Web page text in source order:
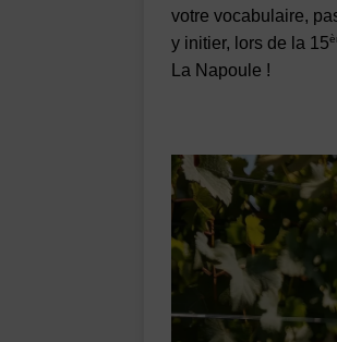
votre vocabulaire,
y initier, lors de la 15
La Napoule !